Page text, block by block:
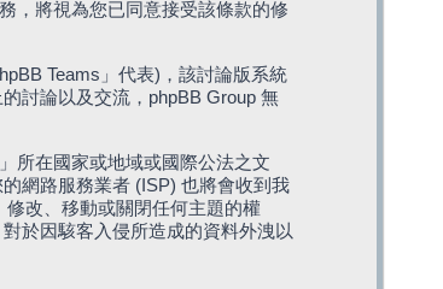
，將視為您已同意接受該條款的修
Teams」代表)，該討論版系統
討論以及交流，phpBB Group 無
所在國家或地域或國際公法之文
網路服務業者 (ISP) 也將會收到我
改、移動或關閉任何主題的權
於因駭客入侵所造成的資料外洩以